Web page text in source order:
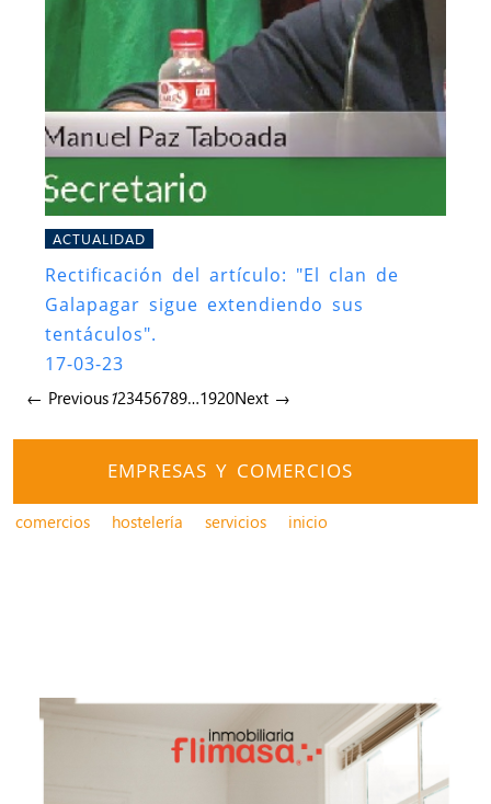
ACTUALIDAD
Rectificación del artículo: "El clan de
Galapagar sigue extendiendo sus
tentáculos".
17-03-23
← Previous123456789…1920Next →
EMPRESAS Y COMERCIOS
comercios hostelería servicios inicio